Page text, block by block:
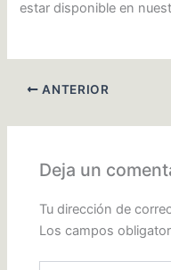
estar disponible en
ANTERIOR
Deja un
Tu dirección de
Los campos